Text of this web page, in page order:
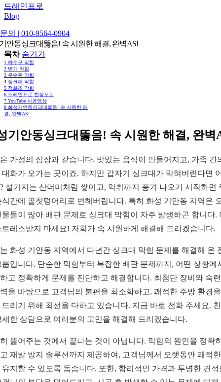
드레인프로
Blog
의 | 010-9564-0904
안동싱크대뚫음! 속 시원한 해결, 완벽AS!
목차 숨기기
1 하수구 막힘
2 변기 막힘
3 우수관 막힘
4 싱크대 막힘
5 정화조 막힘
6 드레인프로 현장포토
7 YouTube 시공영상
8 화성기안동싱크대뚫음! 속 시원한 해
결, 완벽AS!
기안동싱크대뚫음! 속 시원한 해결, 완벽
가정의 심장과 같습니다. 맛있는 음식이 만들어지고, 가족 간
대화가 오가는 곳이죠. 하지만 갑자기 싱크대가 막혀버린다면
설거지는 산더미처럼 쌓이고, 악취까지 풍겨 나오기 시작하면
식간에 골칫덩어리로 변해버립니다. 특히 화성 기안동 지역은
물들이 많아 배관 문제로 싱크대 막힘이 자주 발생하곤 합니다.
트레스받지 마세요! 저희가 속 시원하게 해결해 드리겠습니다.
화성 기안동 지역에서 다년간 싱크대 막힘 문제를 해결해 온
룹입니다. 단순한 막힘부터 복잡한 배관 문제까지, 어떤 상황에
고 정확하게 문제를 진단하고 해결합니다. 최첨단 장비와 숙
을 바탕으로 고객님의 불편을 최소화하고, 쾌적한 주방 환경
드리기 위해 최선을 다하고 있습니다. 지금 바로 전화 주세요.
세한 상담으로 여러분의 고민을 해결해 드리겠습니다.
뚫어주는 것에서 끝나는 것이 아닙니다. 막힘의 원인을 정확
재발 방지 솔루션까지 제공하여, 고객님께서 오랫동안 쾌적
유지할 수 있도록 돕습니다. 또한, 합리적인 가격과 투명한 견적